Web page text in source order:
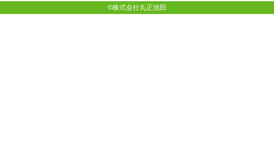
©株式会社丸正池田